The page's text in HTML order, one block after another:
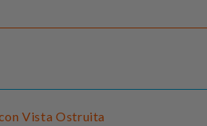
Vista Ostruita